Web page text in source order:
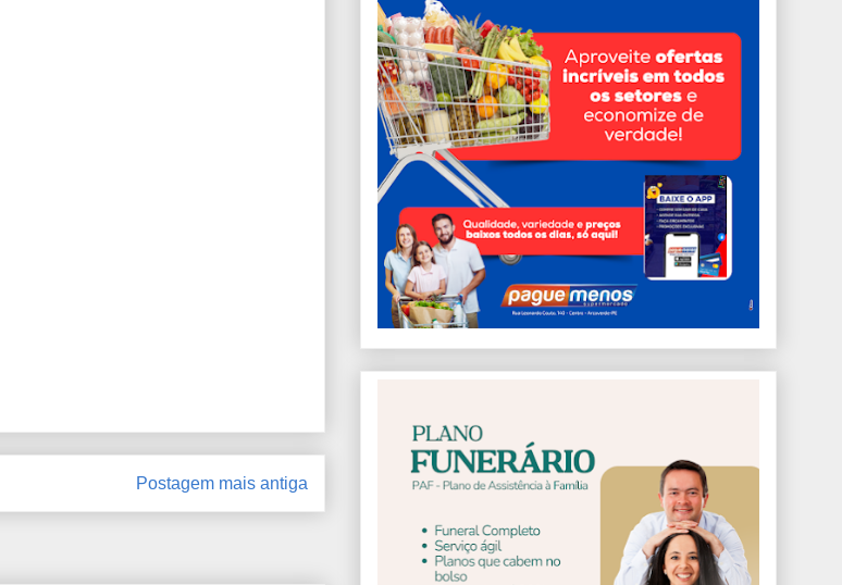
Postagem mais antiga